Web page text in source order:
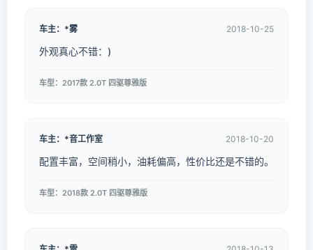
车主：*雾 2018-10-25
外观真心不错：)
车型：2017款 2.0T 四驱尊雅版
车主：*音工作室 2018-10-20
配置丰富，空间稍小，油耗偏高，性价比还是不错的。
车型：2018款 2.0T 四驱尊雅版